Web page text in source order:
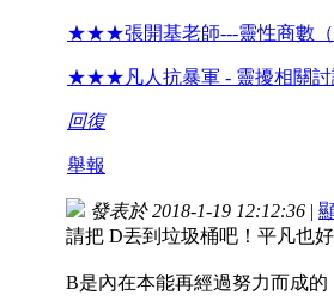
★★★張開基老師---靈性商數
★★★凡人抗暴軍 - 靈擾相關
回復
舉報
發表於 2018-1-19 12:12:36 |
請把 D丟到垃圾桶吧！平凡也
B是內在本能再經過努力而成